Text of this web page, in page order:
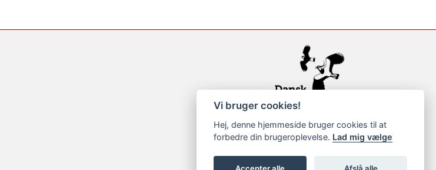
Vi bruger cookies!
Hej, denne hjemmeside bruger cookies til at
forbedre din brugeroplevelse. Lad mig vælge
Accepter alle Afslå alle